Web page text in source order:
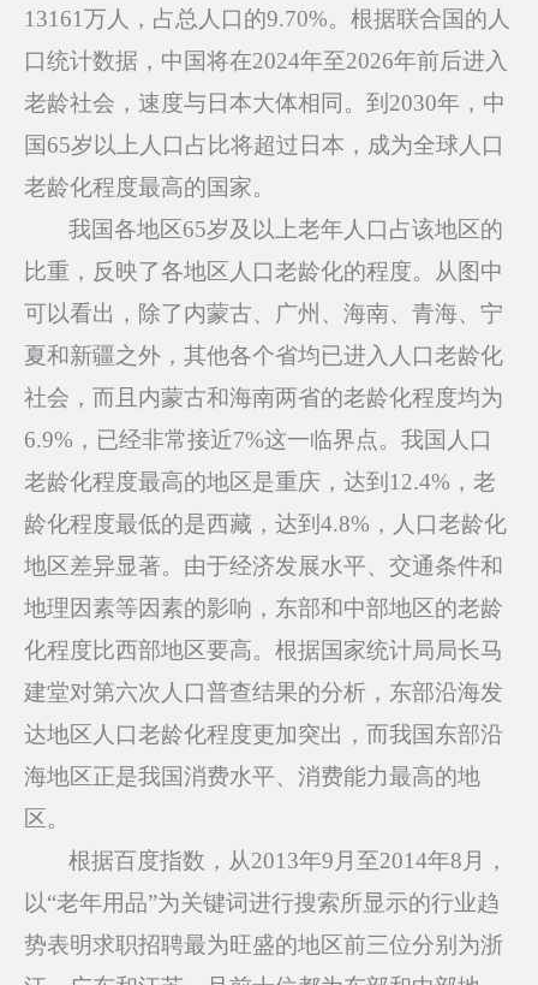
13161万人，占总人口的9.70%。根据联合国的人
口统计数据，中国将在2024年至2026年前后进入
老龄社会，速度与日本大体相同。到2030年，中
国65岁以上人口占比将超过日本，成为全球人口
老龄化程度最高的国家。
我国各地区65岁及以上老年人口占该地区的
比重，反映了各地区人口老龄化的程度。从图中
可以看出，除了内蒙古、广州、海南、青海、宁
夏和新疆之外，其他各个省均已进入人口老龄化
社会，而且内蒙古和海南两省的老龄化程度均为
6.9%，已经非常接近7%这一临界点。我国人口
老龄化程度最高的地区是重庆，达到12.4%，老
龄化程度最低的是西藏，达到4.8%，人口老龄化
地区差异显著。由于经济发展水平、交通条件和
地理因素等因素的影响，东部和中部地区的老龄
化程度比西部地区要高。根据国家统计局局长马
建堂对第六次人口普查结果的分析，东部沿海发
达地区人口老龄化程度更加突出，而我国东部沿
海地区正是我国消费水平、消费能力最高的地
区。
根据百度指数，从2013年9月至2014年8月，
以“老年用品”为关键词进行搜索所显示的行业趋
势表明求职招聘最为旺盛的地区前三位分别为浙